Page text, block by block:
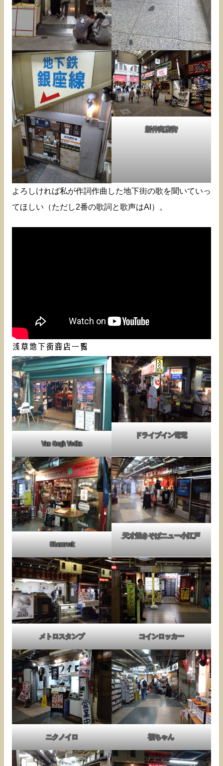
新仲商店街
よろしければ私が作詞作曲した地下街の歌を聞いていっ
てほしい（ただし2番の歌詞と歌声はAI）。
浅草地下街商店一覧
Van Gogh Vodka
ドライブイン電電
Shamrock
天才焼きそばニュー小江戸
メトロスタンプ コインロッカー
ニクノイロ 福ちゃん